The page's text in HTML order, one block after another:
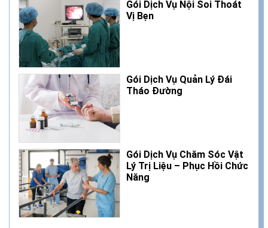
Gói Dịch Vụ Nội Soi Thoát
Vị Bẹn
Gói Dịch Vụ Quản Lý Đái
Tháo Đường
Gói Dịch Vụ Chăm Sóc Vật
Lý Trị Liệu – Phục Hồi Chức
Năng